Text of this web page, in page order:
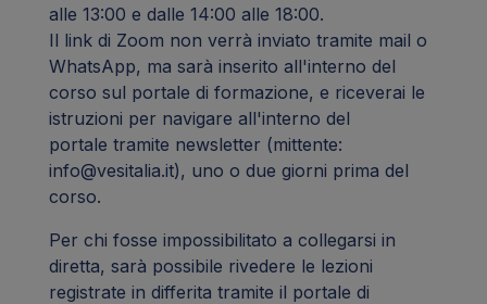
alle 13:00 e dalle 14:00 alle 18:00.
Il link di Zoom non verrà inviato tramite mail o
WhatsApp, ma sarà inserito all'interno del
corso sul portale di formazione, e riceverai le
istruzioni per navigare all'interno del
portale tramite newsletter (mittente:
info@vesitalia.it), uno o due giorni prima del
corso.
Per chi fosse impossibilitato a collegarsi in
diretta, sarà possibile rivedere le lezioni
registrate in differita tramite il portale di